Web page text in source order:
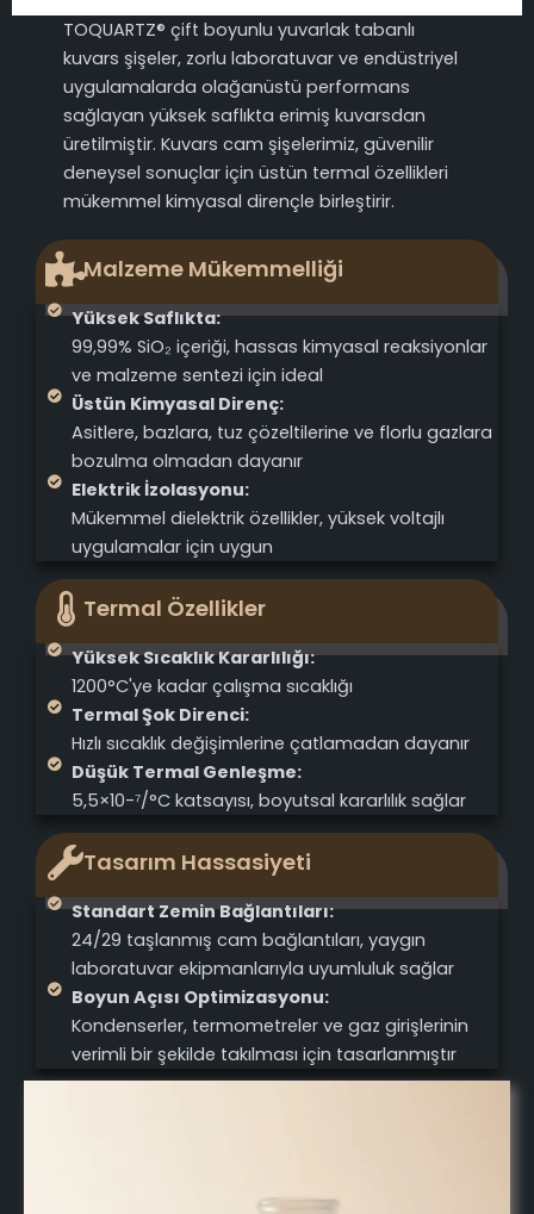
TOQUARTZ® çift boyunlu yuvarlak tabanlı
kuvars şişeler, zorlu laboratuvar ve endüstriyel
uygulamalarda olağanüstü performans
sağlayan yüksek saflıkta erimiş kuvarsdan
üretilmiştir. Kuvars cam şişelerimiz, güvenilir
deneysel sonuçlar için üstün termal özellikleri
mükemmel kimyasal dirençle birleştirir.
Malzeme Mükemmelliği
Yüksek Saflıkta:
99,99% SiO₂ içeriği, hassas kimyasal reaksiyonlar
ve malzeme sentezi için ideal
Üstün Kimyasal Direnç:
Asitlere, bazlara, tuz çözeltilerine ve florlu gazlara
bozulma olmadan dayanır
Elektrik İzolasyonu:
Mükemmel dielektrik özellikler, yüksek voltajlı
uygulamalar için uygun
Termal Özellikler
Yüksek Sıcaklık Kararlılığı:
1200°C'ye kadar çalışma sıcaklığı
Termal Şok Direnci:
Hızlı sıcaklık değişimlerine çatlamadan dayanır
Düşük Termal Genleşme:
5,5×10-⁷/°C katsayısı, boyutsal kararlılık sağlar
Tasarım Hassasiyeti
Standart Zemin Bağlantıları:
24/29 taşlanmış cam bağlantıları, yaygın
laboratuvar ekipmanlarıyla uyumluluk sağlar
Boyun Açısı Optimizasyonu:
Kondenserler, termometreler ve gaz girişlerinin
verimli bir şekilde takılması için tasarlanmıştır